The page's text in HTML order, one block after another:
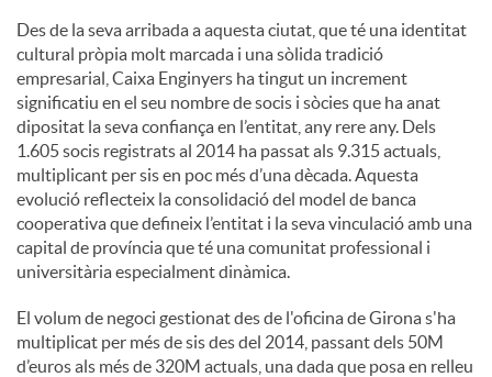
Des de la seva arribada a aquesta ciutat, que té una identitat
cultural pròpia molt marcada i una sòlida tradició
empresarial, Caixa Enginyers ha tingut un increment
significatiu en el seu nombre de socis i sòcies que ha anat
dipositat la seva confiança en l’entitat, any rere any. Dels
1.605 socis registrats al 2014 ha passat als 9.315 actuals,
multiplicant per sis en poc més d’una dècada. Aquesta
evolució reflecteix la consolidació del model de banca
cooperativa que defineix l’entitat i la seva vinculació amb una
capital de província que té una comunitat professional i
universitària especialment dinàmica.
El volum de negoci gestionat des de l'oficina de Girona s'ha
multiplicat per més de sis des del 2014, passant dels 50M
d’euros als més de 320M actuals, una dada que posa en relleu